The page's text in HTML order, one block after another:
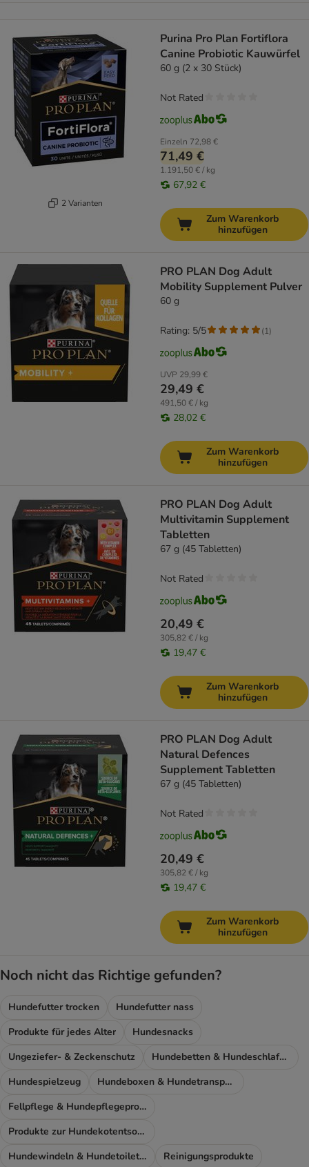
2 Varianten
Purina Pro Plan Fortiflora
Canine Probiotic Kauwürfel
60 g (2 x 30 Stück)
Einzeln 72,98 €
71,49 €
1.191,50 € / kg
67,92 €
Not Rated
Zum Warenkorb
hinzufügen
PRO PLAN Dog Adult
Mobility Supplement Pulver
60 g
UVP 29,99 €
29,49 €
491,50 € / kg
28,02 €
Rating: 5/5 (1)
Zum Warenkorb
hinzufügen
PRO PLAN Dog Adult
Multivitamin Supplement
Tabletten
67 g (45 Tabletten)
20,49 €
305,82 € / kg
19,47 €
Not Rated
Zum Warenkorb
hinzufügen
PRO PLAN Dog Adult
Natural Defences
Supplement Tabletten
67 g (45 Tabletten)
20,49 €
305,82 € / kg
19,47 €
Not Rated
Zum Warenkorb
hinzufügen
Noch nicht das Richtige gefunden?
Hundefutter trocken
Hundefutter nass
Produkte für jedes Alter
Hundesnacks
Ungeziefer- & Zeckenschutz
Hundebetten & Hundeschlafplatz
Hundespielzeug
Hundeboxen & Hundetransport
Fellpflege & Hundepflegeprodukte
Produkte zur Hundekotentsorgung
Hundewindeln & Hundetoiletten
Reinigungsprodukte